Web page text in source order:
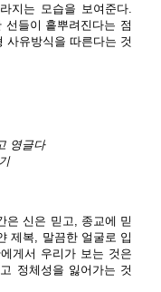
지는 모습을 보여준다.
들이 흩뿌려진다는 점
사유방식을 따른다는 것
영글다
은 신은 믿고, 종교에 믿
제복, 말끔한 얼굴로 입
게서 우리가 보는 것은
정체성을 잃어가는 것